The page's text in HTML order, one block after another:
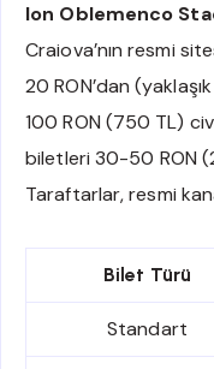
Ion Oblemenco
Craiova’nın resmi
20 RON’dan
100 RON (750 TL)
biletleri 30-50 RON
Taraftarlar, resmi
Bilet Türü
Standart